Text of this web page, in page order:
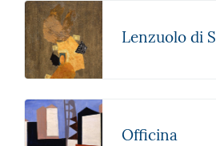
Lenzuolo di
Officina